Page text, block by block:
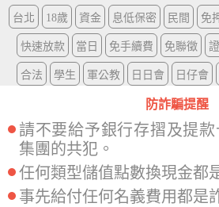
台北 18歲 資金 息低保密 民間 免
快速放款 當日 免手續費 免聯徵
合法 學生 軍公教 日日會 日仔會
防詐騙提醒
請不要給予銀行存摺及提
集團的共犯。
任何類型儲值點數換現金都
事先給付任何名義費用都是